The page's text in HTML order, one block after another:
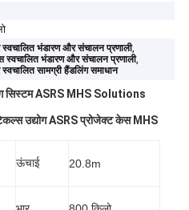
स्वचालित भंडारण और संचालन प्रणाली,
स्वचालित भंडारण और संचालन प्रणाली,
स्वचालित सामग्री हैंडलिंग समाधान
सिस्टम ASRS MHS Solutions
उद्योग ASRS प्रोजेक्ट केस MHS
ऊंचाई 20.8m